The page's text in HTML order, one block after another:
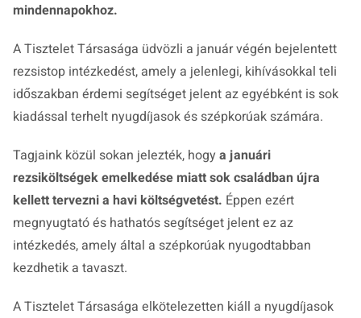
mindennapokhoz.
A Tisztelet Társasága üdvözli a január végén bejelentett
rezsistop intézkedést, amely a jelenlegi, kihívásokkal teli
időszakban érdemi segítséget jelent az egyébként is sok
kiadással terhelt nyugdíjasok és szépkorúak számára.
Tagjaink közül sokan jelezték, hogy a januári
rezsiköltségek emelkedése miatt sok családban újra
kellett tervezni a havi költségvetést. Éppen ezért
megnyugtató és hathatós segítséget jelent ez az
intézkedés, amely által a szépkorúak nyugodtabban
kezdhetik a tavaszt.
A Tisztelet Társasága elkötelezetten kiáll a nyugdíjasok